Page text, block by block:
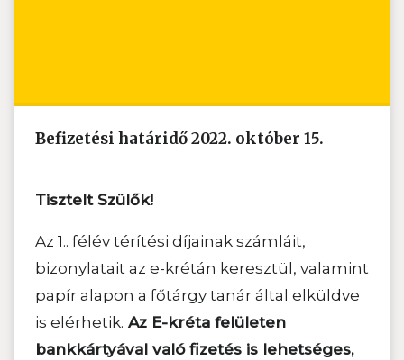
Befizetési határidő 2022. október 15.
Tisztelt Szülők!
Az 1.. félév térítési díjainak számláit,
bizonylatait az e-krétán keresztül, valamint
papír alapon a főtárgy tanár által elküldve
is elérhetik. Az E-kréta felületen
bankkártyával való fizetés is lehetséges,